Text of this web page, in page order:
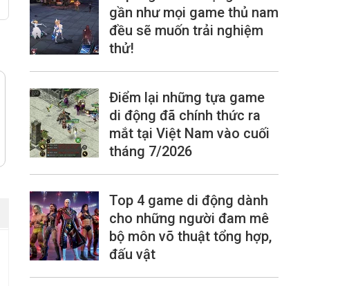
gần như mọi game thủ nam
đều sẽ muốn trải nghiệm
thử!
Điểm lại những tựa game
di động đã chính thức ra
mắt tại Việt Nam vào cuối
tháng 7/2026
Top 4 game di động dành
cho những người đam mê
bộ môn võ thuật tổng hợp,
đấu vật